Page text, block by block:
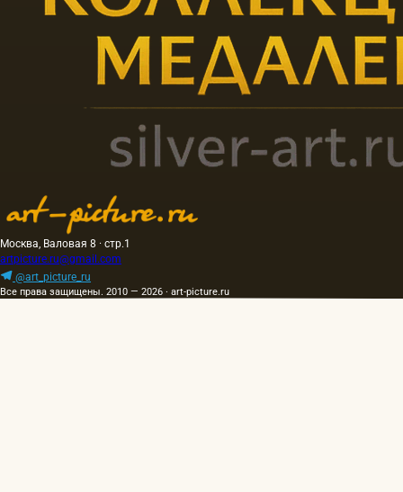
Москва, Валовая 8 · стр.1
artpicture.ru@gmail.com
@art_picture_ru
Все права защищены. 2010 — 2026 · art-picture.ru